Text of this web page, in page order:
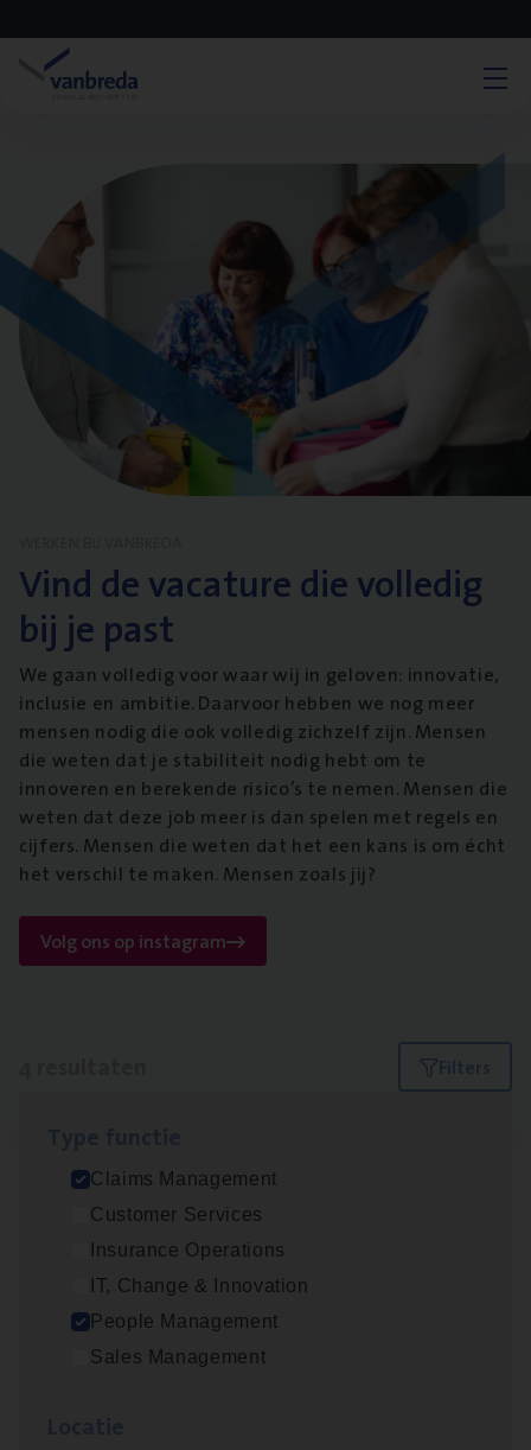
Vind de vacature die volledig
bij je past
We gaan volledig voor waar wij in geloven: innovatie,
inclusie en ambitie. Daarvoor hebben we nog meer
mensen nodig die ook volledig zichzelf zijn. Mensen
die weten dat je stabiliteit nodig hebt om te
innoveren en berekende risico’s te nemen. Mensen die
weten dat deze job meer is dan spelen met regels en
cijfers. Mensen die weten dat het een kans is om écht
het verschil te maken. Mensen zoals jij?
Volg ons op instagram
Filters
Claims Management
Customer Services
Insurance Operations
IT, Change & Innovation
People Management
Sales Management
Scha­de­be­heer­der verzekeringen
Claims Management
Sint-Niklaas/Temse
Scha­de Expert Fleet